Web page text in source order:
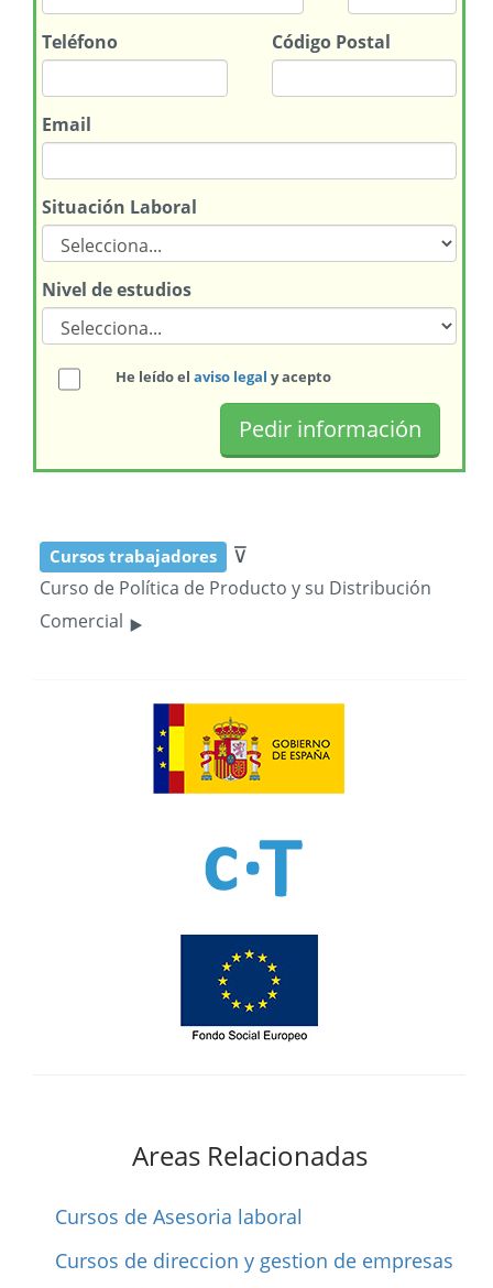
Teléfono Código Postal
Email
Situación Laboral
Nivel de estudios
He leído el aviso legal y acepto
Cursos trabajadores ⊽
Curso de Política de Producto y su Distribución
Comercial ‣
Areas Relacionadas
Cursos de Asesoria laboral
Cursos de direccion y gestion de empresas